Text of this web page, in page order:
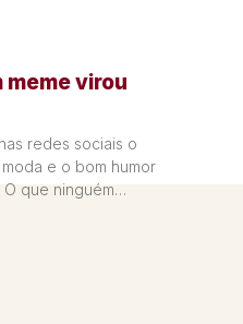
meme virou
redes sociais o
moda e o bom humor
que ninguém